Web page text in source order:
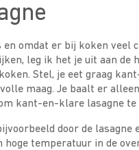
en omdat er bij koken veel
leg ik het je uit aan de
Stel, je eet graag
maag. Je baalt er
kant-en-klare lasagne te
door de
hoge temperatuur in de